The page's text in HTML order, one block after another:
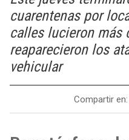
cuarentenas por
calles lucieron más
reaparecieron los
vehicular
Compartir en: